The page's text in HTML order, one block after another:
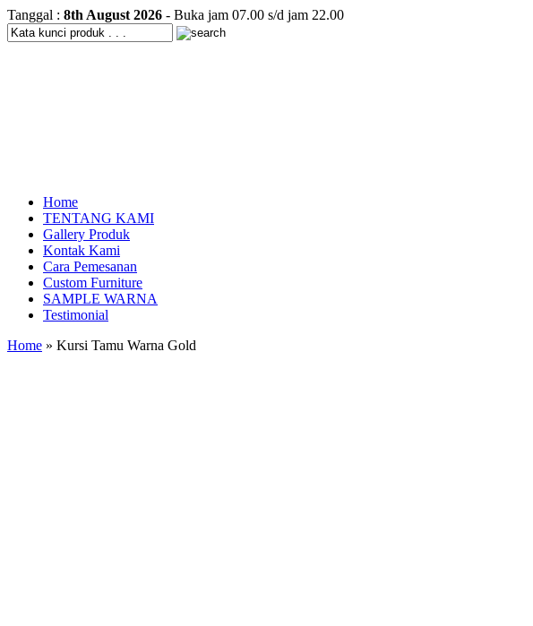
Tanggal : 8th August 2026 - Buka jam 07.00 s/d jam 22.00
Home
TENTANG KAMI
Gallery Produk
Kontak Kami
Cara Pemesanan
Custom Furniture
SAMPLE WARNA
Testimonial
Home » Kursi Tamu Warna Gold